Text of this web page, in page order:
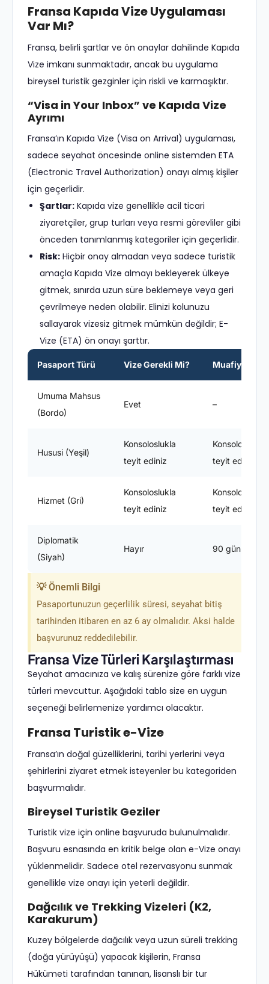
Fransa Kapıda Vize Uygulaması
Var Mı?
Fransa, belirli şartlar ve ön onaylar dahilinde Kapıda
Vize imkanı sunmaktadır, ancak bu uygulama
bireysel turistik gezginler için riskli ve karmaşıktır.
“Visa in Your Inbox” ve Kapıda Vize
Ayrımı
Fransa’ın Kapıda Vize (Visa on Arrival) uygulaması,
sadece seyahat öncesinde online sistemden ETA
(Electronic Travel Authorization) onayı almış kişiler
için geçerlidir.
Şartlar: Kapıda vize genellikle acil ticari
ziyaretçiler, grup turları veya resmi görevliler gibi
önceden tanımlanmış kategoriler için geçerlidir.
Risk: Hiçbir onay almadan veya sadece turistik
amaçla Kapıda Vize almayı bekleyerek ülkeye
gitmek, sınırda uzun süre beklemeye veya geri
çevrilmeye neden olabilir. Elinizi kolunuzu
sallayarak vizesiz gitmek mümkün değildir; E-
Vize (ETA) ön onayı şarttır.
Pasaport Türü Vize Gerekli Mi? Muafiyet
Umuma Mahsus
(Bordo)
Evet –
Hususi (Yeşil)
Konsoloslukla
teyit ediniz
Konsoloslukla
teyit ediniz
Hizmet (Gri)
Konsoloslukla
teyit ediniz
Konsoloslukla
teyit ediniz
Diplomatik
(Siyah)
Hayır 90 gün
💡 Önemli Bilgi
Pasaportunuzun geçerlilik süresi, seyahat bitiş
tarihinden itibaren en az 6 ay olmalıdır. Aksi halde
başvurunuz reddedilebilir.
Fransa Vize Türleri Karşılaştırması
Seyahat amacınıza ve kalış sürenize göre farklı vize
türleri mevcuttur. Aşağıdaki tablo size en uygun
seçeneği belirlemenize yardımcı olacaktır.
Fransa Turistik e-Vize
Fransa’ın doğal güzelliklerini, tarihi yerlerini veya
şehirlerini ziyaret etmek isteyenler bu kategoriden
başvurmalıdır.
Bireysel Turistik Geziler
Turistik vize için online başvuruda bulunulmalıdır.
Başvuru esnasında en kritik belge olan e-Vize onayı
yüklenmelidir. Sadece otel rezervasyonu sunmak
genellikle vize onayı için yeterli değildir.
Dağcılık ve Trekking Vizeleri (K2,
Karakurum)
Kuzey bölgelerde dağcılık veya uzun süreli trekking
(doğa yürüyüşü) yapacak kişilerin, Fransa
Hükümeti tarafından tanınan, lisanslı bir tur